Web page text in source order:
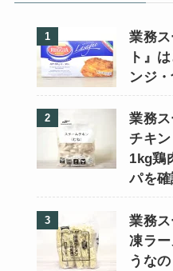
業務
ト』
ンジ
業務
チキ
1kg鶏
パを
業務
凍ラ
うな